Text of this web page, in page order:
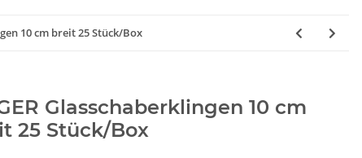
10 cm breit 25 Stück/Box
Glasschaberklingen 10 cm
25 Stück/Box